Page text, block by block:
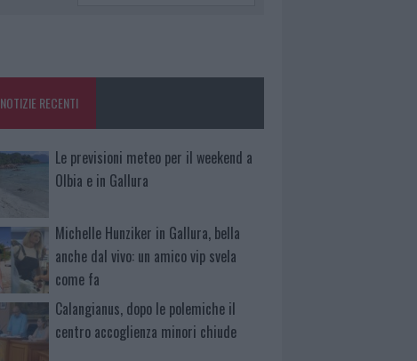
NOTIZIE RECENTI
Le previsioni meteo per il weekend a
Olbia e in Gallura
Michelle Hunziker in Gallura, bella
anche dal vivo: un amico vip svela
come fa
Calangianus, dopo le polemiche il
centro accoglienza minori chiude